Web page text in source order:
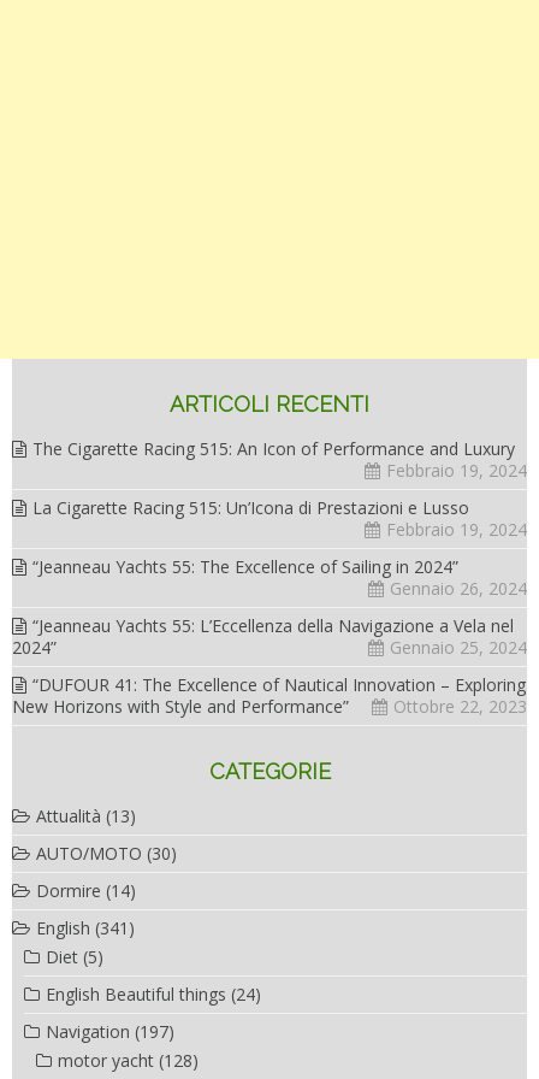
ARTICOLI RECENTI
The Cigarette Racing 515: An Icon of Performance and Luxury
Febbraio 19, 2024
La Cigarette Racing 515: Un’Icona di Prestazioni e Lusso
Febbraio 19, 2024
“Jeanneau Yachts 55: The Excellence of Sailing in 2024”
Gennaio 26, 2024
“Jeanneau Yachts 55: L’Eccellenza della Navigazione a Vela nel
2024”
Gennaio 25, 2024
“DUFOUR 41: The Excellence of Nautical Innovation – Exploring
New Horizons with Style and Performance”
Ottobre 22, 2023
CATEGORIE
Attualità (13)
AUTO/MOTO (30)
Dormire (14)
English (341)
Diet (5)
English Beautiful things (24)
Navigation (197)
motor yacht (128)